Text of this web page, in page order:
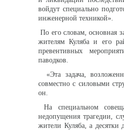
войдут специально
инженерной техникой».
По его словам, основная
жителям Куляба и его
превентивных
паводков.
«Эта задача,
совместно с силовыми
он.
На специальном
недопущения трагедии,
жители Куляба, а